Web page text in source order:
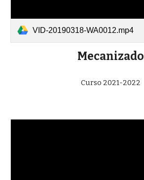
VID-20190318-WA0012.mp4
Mecanizado
Curso 2021-2022